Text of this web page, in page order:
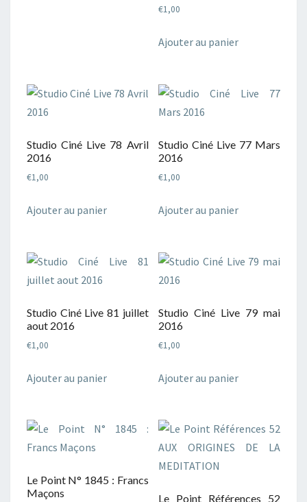
€1,00
Ajouter au panier
Studio Ciné Live 78 Avril
2016
€1,00
Ajouter au panier
Studio Ciné Live 77 Mars
2016
€1,00
Ajouter au panier
Studio Ciné Live 81 juillet
aout 2016
€1,00
Ajouter au panier
Studio Ciné Live 79 mai
2016
€1,00
Ajouter au panier
Le Point N° 1845 : Francs
Maçons
Le Point Références 52